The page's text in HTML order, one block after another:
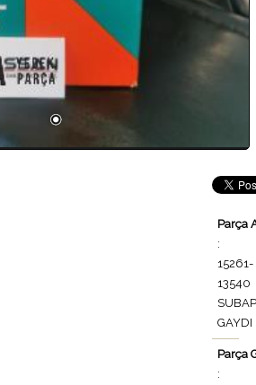
Parça
:
15261-
13540
SUBAP
GAYDI
Parça
: